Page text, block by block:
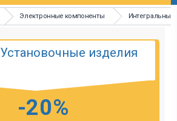
Электронные компоненты Интегральные
Установочные изделия
-20%